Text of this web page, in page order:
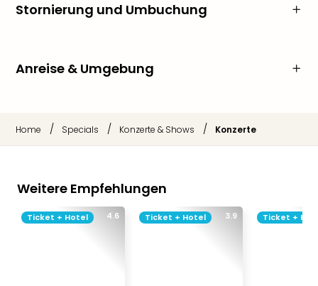
Stornierung und Umbuchung
Anreise & Umgebung
Home / Specials / Konzerte & Shows / Konzerte
Weitere Empfehlungen
4.6
Ticket + Hotel 3.9
Ticket + Hotel Ticket +